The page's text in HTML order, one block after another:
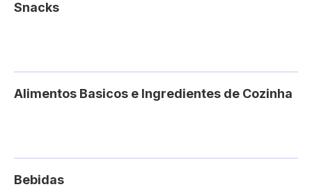
Snacks
Alimentos Basicos e Ingredientes de Cozinha
Bebidas